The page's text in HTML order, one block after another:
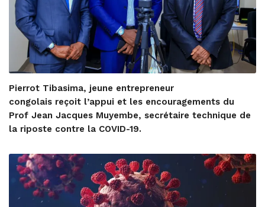
Pierrot Tibasima, jeune entrepreneur
congolais reçoit l’appui et les encouragements du
Prof Jean Jacques Muyembe, secrétaire technique de
la riposte contre la COVID-19.